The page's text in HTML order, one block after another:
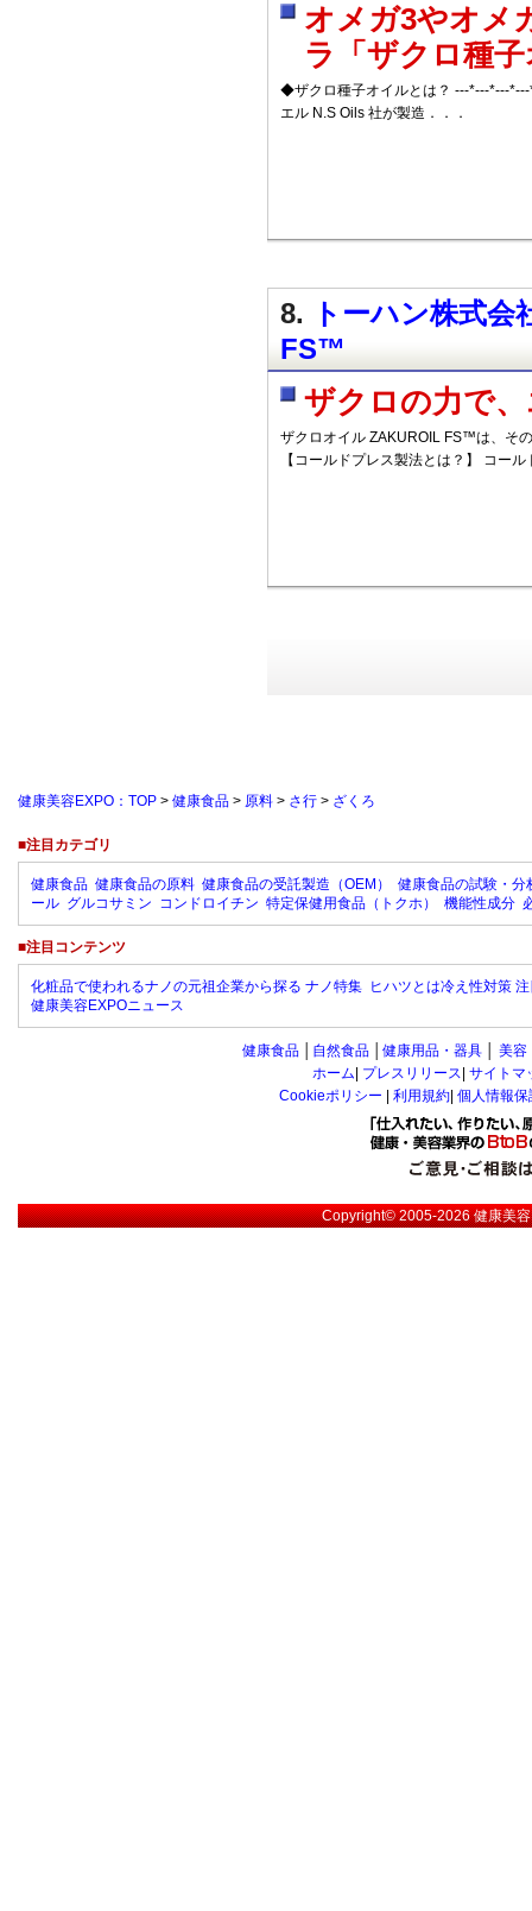
オメガ3やオメ
ラ「ザクロ種
◆ザクロ種子オイルとは？ ---*---*---
エル N.S Oils 社が製造．．．
8.
トーハン株式
FS™
ザクロの力で
ザクロオイル ZAKUROIL FS™は、そ
【コールドプレス製法とは？】 コー
健康美容EXPO：TOP > 健康食品 > 原料 > さ行 > ざくろ
■注目カテゴリ
健康食品 健康食品の原料 健康食品の受託製造（OEM）
健康食品の試験・分
ール グルコサミン コンドロイチン 特定保健用食品（トクホ） 機能性成分
■注目コンテンツ
化粧品で使われるナノの元祖企業から探る ナノ特集 ヒハツとは冷え性対策
健康美容EXPOニュース
健康食品 自然食品 健康用品・器具 美容
ホーム プレスリリース サイトマ
Cookieポリシー
利用規約 個人情報
Copyright© 2005-2026健康美